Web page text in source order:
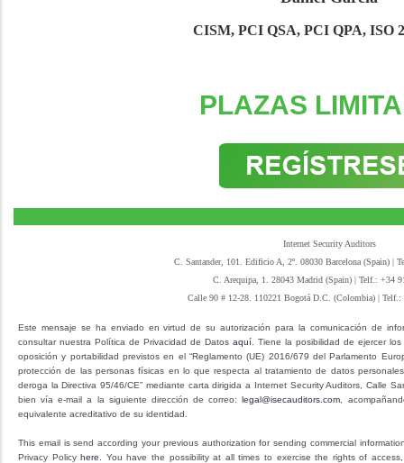
CISM, PCI QSA, PCI QPA, ISO
PLAZAS
Internet Security Auditors
C. Santander, 101. Edificio A, 2º. 08030 Barcelona (Spain) |
C. Arequipa, 1. 28043 Madrid (Spain) | Telf.: +34
Calle 90 # 12-28. 110221 Bogotá D.C. (Colombia) | Telf.:
Este mensaje se ha enviado en virtud de su autorización para la comunicación de
consultar nuestra Política de Privacidad de Datos aquí . Tiene la posibilidad de ejercer
oposición y portabilidad previstos en el “Reglamento (UE) 2016/679 del Parlamento
protección de las personas físicas en lo que respecta al tratamiento de datos
deroga la Directiva 95/46/CE” mediante carta dirigida a Internet Security Auditors, Calle
bien vía e-mail a la siguiente dirección de correo:legal@isecauditors.com ,
equivalente acreditativo de su identidad.
This email is send according your previous authorization for sending commercial
Privacy Policyhere
. You have the possibility at all times to exercise the rights of